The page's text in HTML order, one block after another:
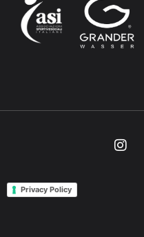
Privacy Policy